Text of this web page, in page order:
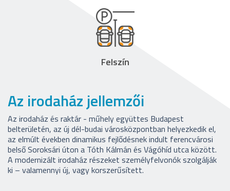
Felszín
Az irodaház jellemzői
Az irodaház és raktár - műhely együttes Budapest
belterületén, az új dél-budai városközpontban helyezkedik el,
az elmúlt években dinamikus fejlődésnek indult ferencvárosi
belső Soroksári úton a Tóth Kálmán és Vágóhíd utca között.
A modernizált irodaház részeket személyfelvonók szolgálják
ki – valamennyi új, vagy korszerűsített.